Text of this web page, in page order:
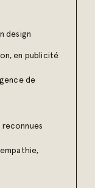
design
en publicité
de
reconnues